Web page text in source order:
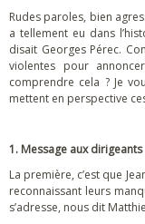
Rudes paroles, bien
a tellement eu dans
disait Georges Pérec.
violentes pour
comprendre cela ? Je
mettent en perspective
1. Message aux dirigeants
La première, c’est que
reconnaissant leurs
s’adresse, nous dit